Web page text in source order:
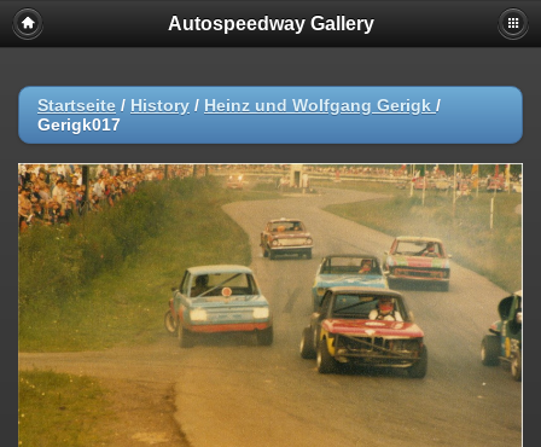
Autospeedway Gallery
Startseite / History / Heinz und Wolfgang Gerigk /
Gerigk017